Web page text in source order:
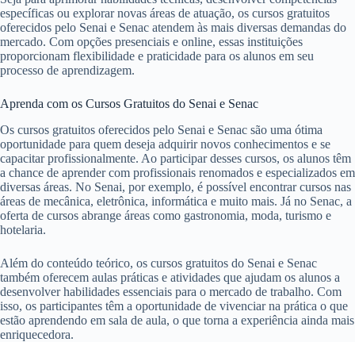
específicas ou explorar novas áreas de atuação, os cursos gratuitos
oferecidos pelo Senai e Senac atendem às mais diversas demandas do
mercado. Com opções presenciais e online, essas instituições
proporcionam flexibilidade e praticidade para os alunos em seu
processo de aprendizagem.
Aprenda com os Cursos Gratuitos do Senai e Senac
Os cursos gratuitos oferecidos pelo Senai e Senac são uma ótima
oportunidade para quem deseja adquirir novos conhecimentos e se
capacitar profissionalmente. Ao participar desses cursos, os alunos têm
a chance de aprender com profissionais renomados e especializados em
diversas áreas. No Senai, por exemplo, é possível encontrar cursos nas
áreas de mecânica, eletrônica, informática e muito mais. Já no Senac, a
oferta de cursos abrange áreas como gastronomia, moda, turismo e
hotelaria.
Além do conteúdo teórico, os cursos gratuitos do Senai e Senac
também oferecem aulas práticas e atividades que ajudam os alunos a
desenvolver habilidades essenciais para o mercado de trabalho. Com
isso, os participantes têm a oportunidade de vivenciar na prática o que
estão aprendendo em sala de aula, o que torna a experiência ainda mais
enriquecedora.